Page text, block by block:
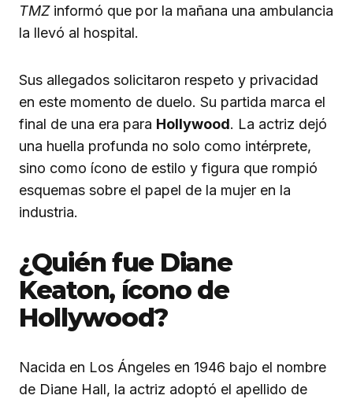
TMZinformó que por la mañana una ambulancia
la llevó al hospital.
Sus allegados solicitaron respeto y privacidad
en este momento de duelo. Su partida marca el
final de una era para Hollywood. La actriz dejó
una huella profunda no solo como intérprete,
sino como ícono de estilo y figura que rompió
esquemas sobre el papel de la mujer en la
industria.
¿Quién fue Diane
Keaton, ícono de
Hollywood?
Nacida en Los Ángeles en 1946 bajo el nombre
de Diane Hall, la actriz adoptó el apellido de